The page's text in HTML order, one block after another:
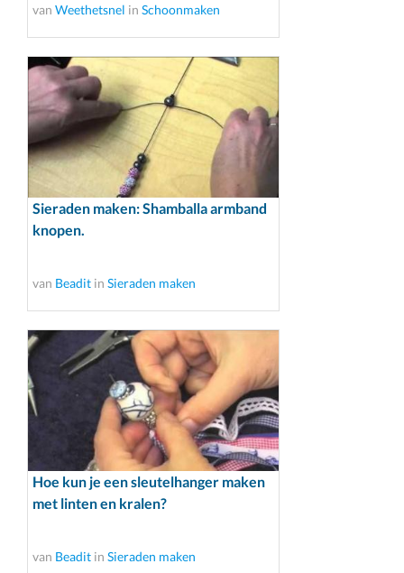
van Weethetsnel in Schoonmaken
Sieraden maken: Shamballa armband
knopen.
van Beadit in Sieraden maken
Hoe kun je een sleutelhanger maken
met linten en kralen?
van Beadit in Sieraden maken